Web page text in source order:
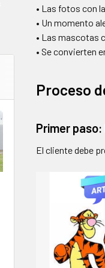
• Las fotos con
• Un momento
• Las mascotas
• Se convierten
Proceso
Primer
El cliente debe